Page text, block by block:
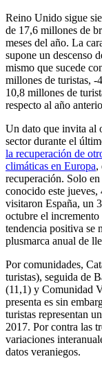
Reino Unido sigue
de 17,6 millones de
meses del año. La
supone un descenso
mismo que sucede
millones de turistas,
10,8 millones de
respecto al año
Un dato que invita al
sector durante el
la recuperación de
climáticas en Europa,
recuperación. Solo
conocido este
visitaron España, un
octubre el
tendencia positiva se
plusmarca anual de
Por comunidades,
turistas), seguida de
(11,1) y Comunidad
presenta es sin
turistas representan
2017. Por contra las
variaciones
datos veraniegos.